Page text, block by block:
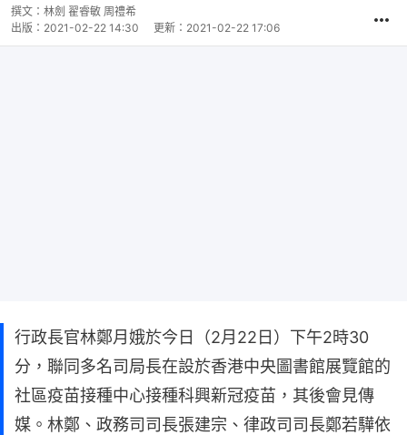
撰文： 林劍 翟睿敏 周禮希
出版： 2021-02-22 14:30 更新： 2021-02-22 17:06
行政長官林鄭月娥於今日（2月22日）下午2時30
分，聯同多名司局長在設於香港中央圖書館展覽館的
社區疫苗接種中心接種科興新冠疫苗，其後會見傳
媒。林鄭、政務司司長張建宗、律政司司長鄭若驊依